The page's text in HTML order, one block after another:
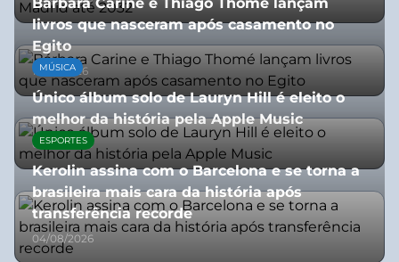
livros que nasceram após casamento no
Egito
10/07/2026
MÚSICA
Único álbum solo de Lauryn Hill é eleito o
melhor da história pela Apple Music
06/08/2026
ESPORTES
Kerolin assina com o Barcelona e se torna a
brasileira mais cara da história após
transferência recorde
04/08/2026